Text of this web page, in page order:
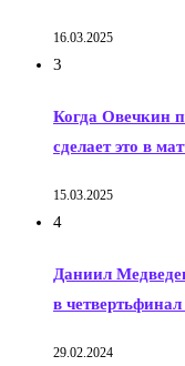
16.03.2025
3
Когда Овечкин
сделает это в
15.03.2025
4
Даниил
в
29.02.2024